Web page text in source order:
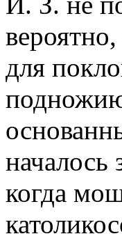
для
началось
когда